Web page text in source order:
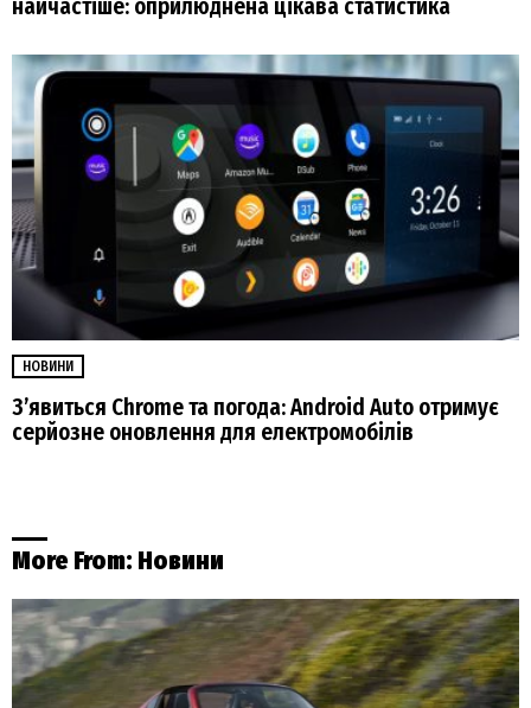
найчастіше: оприлюднена цікава статистика
НОВИНИ
З’явиться Chrome та погода: Android Auto отримує
серйозне оновлення для електромобілів
More From: Новини